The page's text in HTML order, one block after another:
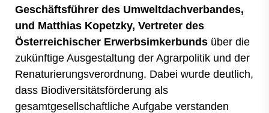
Geschäftsführer des Umweltdachverbandes,
und Matthias Kopetzky, Vertreter des
Österreichischer Erwerbsimkerbunds über die
zukünftige Ausgestaltung der Agrarpolitik und der
Renaturierungsverordnung. Dabei wurde deutlich,
dass Biodiversitätsförderung als
gesamtgesellschaftliche Aufgabe verstanden